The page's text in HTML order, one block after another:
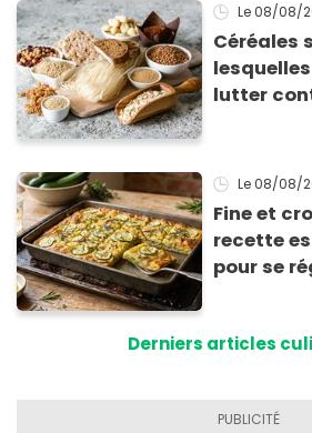
Le 08/08/
Céréales
lutter
Le 08/08/
Fine et
recette
pour se
Derniers articles